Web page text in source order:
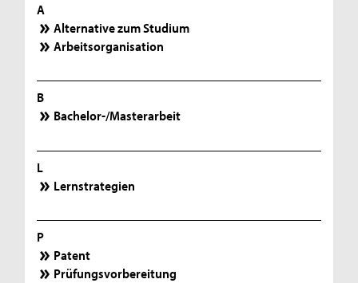
A
Alternative zum Studium
Arbeitsorganisation
B
Bachelor-/Masterarbeit
L
Lernstrategien
P
Patent
Prüfungsvorbereitung